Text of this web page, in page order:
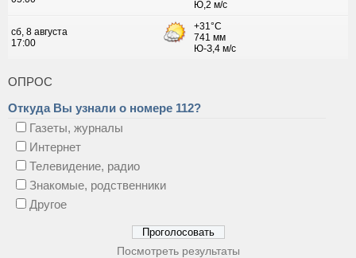
ОПРОС
Откуда Вы узнали о номере 112?
Газеты, журналы
Интернет
Телевидение, радио
Знакомые, родственники
Другое
Посмотреть результаты